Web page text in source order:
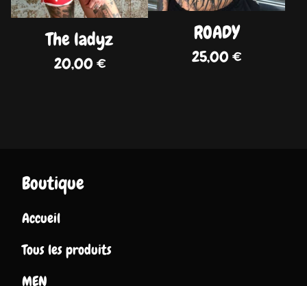
The ladyz
20,00€
ROADY
25,00€
Boutique
Accueil
Tous les produits
MEN